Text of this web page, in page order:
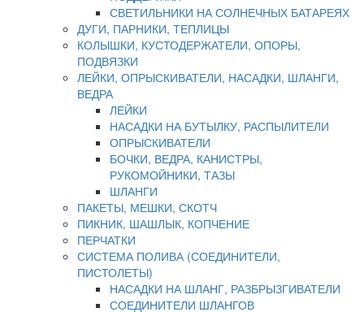
СВЕТИЛЬНИКИ НА СОЛНЕЧНЫХ БАТАРЕЯХ
ДУГИ, ПАРНИКИ, ТЕПЛИЦЫ
КОЛЫШКИ, КУСТОДЕРЖАТЕЛИ, ОПОРЫ,
ПОДВЯЗКИ
ЛЕЙКИ, ОПРЫСКИВАТЕЛИ, НАСАДКИ, ШЛАНГИ,
ВЕДРА
ЛЕЙКИ
НАСАДКИ НА БУТЫЛКУ, РАСПЫЛИТЕЛИ
ОПРЫСКИВАТЕЛИ
БОЧКИ, ВЕДРА, КАНИСТРЫ,
РУКОМОЙНИКИ, ТАЗЫ
ШЛАНГИ
ПАКЕТЫ, МЕШКИ, СКОТЧ
ПИКНИК, ШАШЛЫК, КОПЧЕНИЕ
ПЕРЧАТКИ
СИСТЕМА ПОЛИВА (СОЕДИНИТЕЛИ,
ПИСТОЛЕТЫ)
НАСАДКИ НА ШЛАНГ, РАЗБРЫЗГИВАТЕЛИ
СОЕДИНИТЕЛИ ШЛАНГОВ